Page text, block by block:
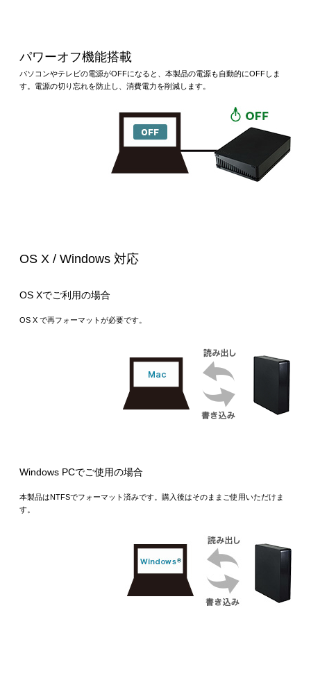
パワーオフ機能搭載
パソコンやテレビの電源がOFFになると、本製品の電源も自動的にOFFしま
す。電源の切り忘れを防止し、消費電力を削減します。
OS X / Windows 対応
OS Xでご利用の場合
OS X で再フォーマットが必要です。
Windows PCでご使用の場合
本製品はNTFSでフォーマット済みです。購入後はそのままご使用いただけま
す。